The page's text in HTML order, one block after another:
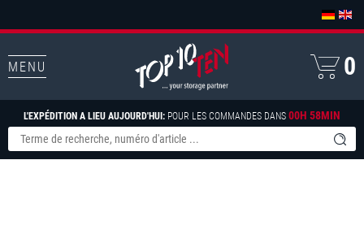
MENU
L'EXPÉDITION A LIEU AUJOURD'HUI: POUR LES COMMANDES DANS 00H 58MIN
0